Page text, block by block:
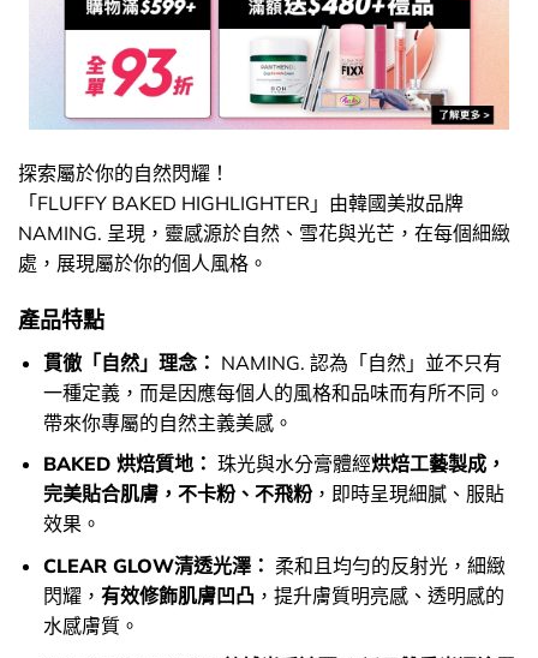
探索屬於你的自然閃耀！
「FLUFFY BAKED HIGHLIGHTER」由韓國美妝品牌
NAMING. 呈現，靈感源於自然、雪花與光芒，在每個細緻
處，展現屬於你的個人風格。
產品特點
貫徹「自然」理念： NAMING. 認為「自然」並不只有
一種定義，而是因應每個人的風格和品味而有所不同。
帶來你專屬的自然主義美感。
BAKED 烘焙質地： 珠光與水分膏體經烘焙工藝製成，
完美貼合肌膚，不卡粉、不飛粉，即時呈現細膩、服貼
效果。
CLEAR GLOW清透光澤： 柔和且均勻的反射光，細緻
閃耀， 有效修飾肌膚凹凸，提升膚質明亮感、透明感的
水感膚質。